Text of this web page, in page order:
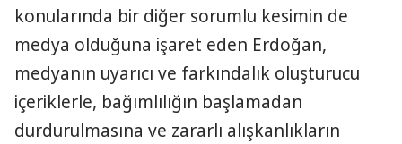
konularında bir diğer sorumlu kesimin de
medya olduğuna işaret eden Erdoğan,
medyanın uyarıcı ve farkındalık oluşturucu
içeriklerle, bağımlılığın başlamadan
durdurulmasına ve zararlı alışkanlıkların